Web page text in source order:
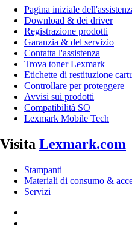
Pagina iniziale
Download & dei driver
Registrazione prodotti
Garanzia & del servizio
Contatta l'assistenza
Trova toner Lexmark
Etichette di restituzione
Controllare per proteggere
Avvisi sui prodotti
Compatibilità SO
Lexmark Mobile Tech
Visita Lexmark.com
Stampanti
Materiali di consumo &
Servizi